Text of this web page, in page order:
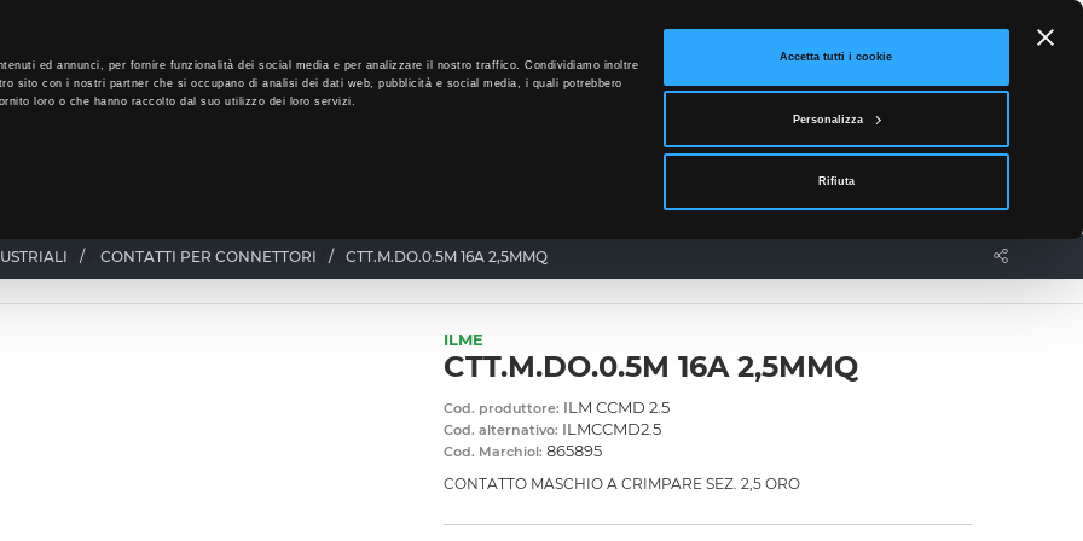
ed annunci, per fornire funzionalità dei social media e per analizzare il nostro traffico. Condividiamo inoltre
sito con i nostri partner che si occupano di analisi dei dati web, pubblicità e social media, i quali potrebbero
loro o che hanno raccolto dal suo utilizzo dei loro servizi.
Accetta tutti i cookie
Personalizza
Rifiuta
Accedi
News Contatti
/ CONTATTI PER CONNETTORI / CTT.M.DO.0.5M 16A 2,5MMQ
ILME
CTT.M.DO.0.5M 16A 2,5MMQ
Cod. produttore: ILM CCMD 2.5
Cod. alternativo: ILMCCMD2.5
Cod. Marchiol: 865895
CONTATTO MASCHIO A CRIMPARE SEZ. 2,5 ORO